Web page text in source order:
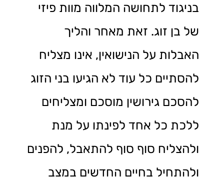
בניגוד לתחושה המלווה מוות פיזי
של בן זוג. זאת מאחר והליך
האבלות על הנישואין, אינו מצליח
להסתיים כל עוד לא הגיעו בני הזוג
להסכם גירושין מוסכם ומצליחים
ללכת כל אחד לפינתו על מנת
ולהצליח סוף סוף להתאבל, להפנים
ולהתחיל בחיים החדשים במצב